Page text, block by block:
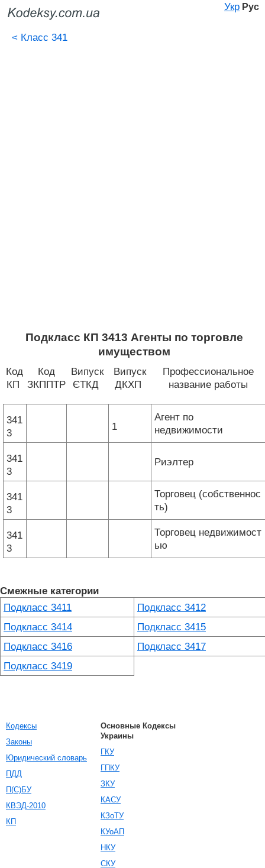
Укр Рус
< Класс 341
Подкласс КП 3413 Агенты по торговле
имуществом
Код
КП
Код
ЗКППТР
Випуск
ЄТКД
Випуск
ДКХП
Профессиональное
название работы
341
3
1
Агент по
недвижимости
341
3
Риэлтер
341
3
Торговец (собственнос
ть)
341
3
Торговец недвижимост
ью
Смежные категории
Подкласс 3411
Подкласс 3412
Подкласс 3414
Подкласс 3415
Подкласс 3416
Подкласс 3417
Подкласс 3419
Кодексы
Законы
Юридический словарь
ПДД
П(С)БУ
КВЭД-2010
КП
Основные Кодексы
Украины
ГКУ
ГПКУ
ЗКУ
КАСУ
КЗоТУ
КУоАП
НКУ
СКУ